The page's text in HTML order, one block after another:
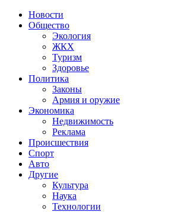
Новости
Общество
Экология
ЖКХ
Туризм
Здоровье
Политика
Законы
Армия и оружие
Экономика
Недвижимость
Реклама
Происшествия
Спорт
Авто
Другие
Культура
Наука
Технологии